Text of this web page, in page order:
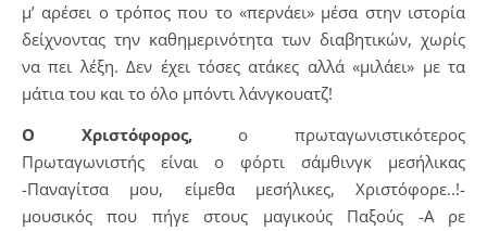
μ’ αρέσει ο τρόπος που το «περνάει» μέσα στην ιστορία
δείχνοντας την καθημερινότητα των διαβητικών, χωρίς
να πει λέξη. Δεν έχει τόσες ατάκες αλλά «μιλάει» με τα
μάτια του και το όλο μπόντι λάνγκουατζ!
Ο Χριστόφορος,ο πρωταγωνιστικότερος
Πρωταγωνιστής είναι ο φόρτι σάμθινγκ μεσήλικας
-Παναγίτσα μου, είμεθα μεσήλικες, Χριστόφορε..!-
μουσικός που πήγε στους μαγικούς Παξούς -Α ρε